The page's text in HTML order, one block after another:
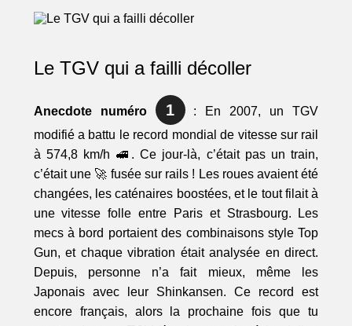
Le TGV qui a failli décoller
Anecdote numéro 1
: En 2007, un TGV
modifié a battu le record mondial de vitesse sur rail
à 574,8 km/h 🚅. Ce jour-là, c’était pas un train,
c’était une 🚀 fusée sur rails ! Les roues avaient été
changées, les caténaires boostées, et le tout filait à
une vitesse folle entre Paris et Strasbourg. Les
mecs à bord portaient des combinaisons style Top
Gun, et chaque vibration était analysée en direct.
Depuis, personne n’a fait mieux, même les
Japonais avec leur Shinkansen. Ce record est
encore français, alors la prochaine fois que tu